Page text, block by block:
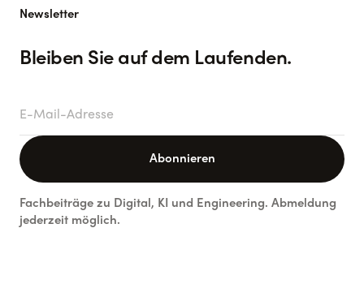
Newsletter
Bleiben Sie auf dem Laufenden.
E-Mail-Adresse
Abonnieren
Fachbeiträge zu Digital, KI und Engineering. Abmeldung
jederzeit möglich.